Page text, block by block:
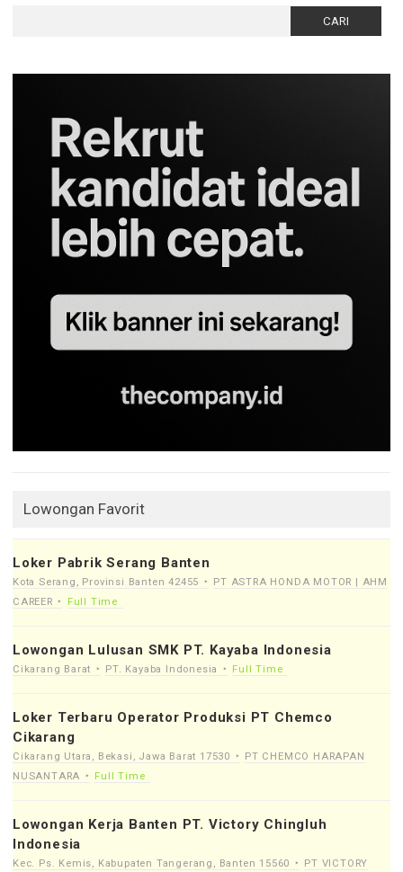
Lowongan Favorit
Loker Pabrik Serang Banten
Kota Serang, Provinsi Banten 42455
PT ASTRA HONDA MOTOR | AHM
CAREER
Full Time
Lowongan Lulusan SMK PT. Kayaba Indonesia
Cikarang Barat PT. Kayaba Indonesia Full Time
Loker Terbaru Operator Produksi PT Chemco
Cikarang
Cikarang Utara, Bekasi, Jawa Barat 17530
PT CHEMCO HARAPAN
NUSANTARA
Full Time
Lowongan Kerja Banten PT. Victory Chingluh
Indonesia
Kec. Ps. Kemis, Kabupaten Tangerang, Banten 15560
PT VICTORY